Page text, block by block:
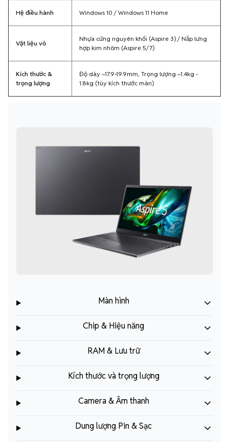
Hệ điều hành Windows 10 / Windows 11 Home
Vật liệu vỏ
Nhựa cứng nguyên khối (Aspire 3) / Nắp lưng
hợp kim nhôm (Aspire 5/7)
Kích thước &
trọng lượng
Độ dày ~17.9-19.9mm, Trọng lượng ~1.4kg -
1.8kg (tùy kích thước màn)
Màn hình
Chip & Hiệu năng
RAM & Lưu trữ
Kích thước và trọng lượng
Camera & Âm thanh
Dung lượng Pin & Sạc